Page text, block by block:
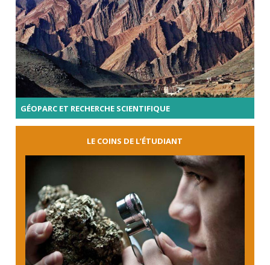
GÉOPARC ET RECHERCHE SCIENTIFIQUE
LE COINS DE L’ÉTUDIANT